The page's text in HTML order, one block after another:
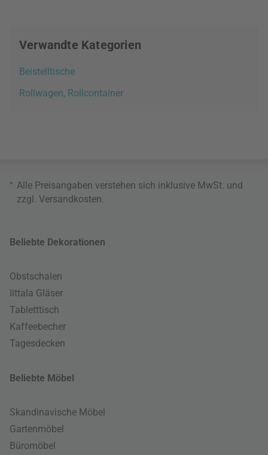
Verwandte Kategorien
Beistelltische
Rollwagen, Rollcontainer
* Alle Preisangaben verstehen sich inklusive MwSt. und
zzgl. Versandkosten.
Beliebte Dekorationen
Obstschalen
Iittala Gläser
Tabletttisch
Kaffeebecher
Tagesdecken
Beliebte Möbel
Skandinavische Möbel
Gartenmöbel
Büromöbel